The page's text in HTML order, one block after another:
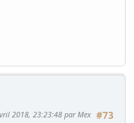
#73
2018, 23:23:48 par Mex